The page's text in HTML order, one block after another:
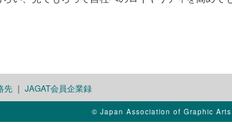
先 ｜ JAGAT会員企業録
© Japan Association of Graphic